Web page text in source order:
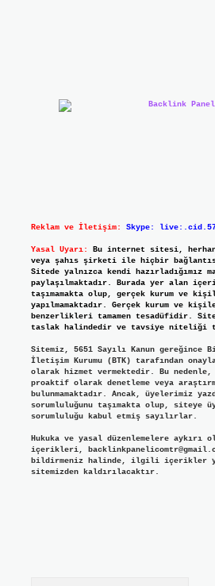
Reklam ve İletişim: Skype:
Yasal Uyarı:
Bu internet sitesi,
veya şahıs şirketi ile hiçbir bağlantısı
Sitede yalnızca kendi hazırladığımız
paylaşılmaktadır. Burada yer alan
taşımamakta olup, gerçek kurum ve
yapılmamaktadır. Gerçek kurum ve
benzerlikleri tamamen tesadüfidir.
taslak halindedir ve tavsiye niteliği
Sitemiz, 5651 Sayılı Kanun
İletişim Kurumu (BTK) tarafından
olarak hizmet vermektedir. Bu
proaktif olarak denetleme veya
bulunmamaktadır. Ancak, üyelerimiz
sorumluluğunu taşımakta olup, siteye
sorumluluğu kabul etmiş sayılırlar.
Hukuka ve yasal düzenlemelere aykırı
içerikleri,
bildirmeniz halinde, ilgili içerikler
sitemizden kaldırılacaktır.